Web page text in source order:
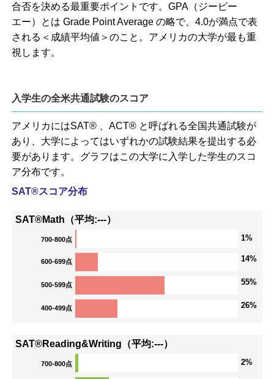
合否を決める最重要ポイントです。GPA（ジーピー
エー）とは Grade Point Average の略で、4.0が満点で表
される＜成績平均値＞のこと。アメリカの大学が最も重
視します。
入学生の全米共通試験のスコア
アメリカにはSAT® 、ACT® と呼ばれる全国共通試験が
あり、大学によってはいずれかの試験結果を提出する必
要があります。グラフはこの大学に入学した学生のスコ
ア分布です。
SAT®スコア分布
SAT®Math（平均:---）
700-800点 1%
600-699点 14%
500-599点 55%
400-499点 26%
SAT®Reading&Writing（平均:---）
700-800点 2%